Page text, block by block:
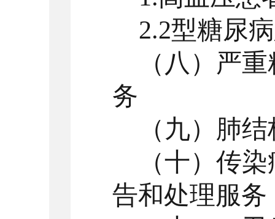
2.2型糖尿
（八）严
务
（九）肺
（十）传
告和处理服务